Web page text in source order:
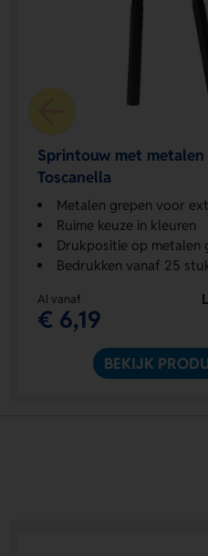
Sprintouw met metalen
Toscanella
Metalen grepen voor
Ruime keuze in kleuren
Drukpositie op metalen
Bedrukken vanaf 25
Al vanaf
€ 6,19
BEKIJK